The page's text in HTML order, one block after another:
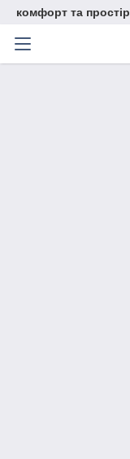
комфорт та простір